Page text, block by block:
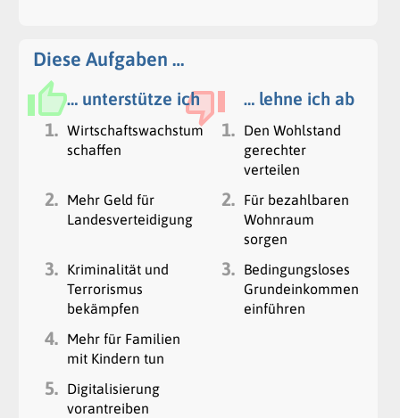
Diese Aufgaben …
… unterstütze ich
… lehne ich ab
1. Wirtschaftswachstum
schaffen
1.
Den Wohlstand
gerechter
verteilen
2.
Mehr Geld für
Landesverteidigung
2.
Für bezahlbaren
Wohnraum
sorgen
3.
Kriminalität und
Terrorismus
bekämpfen
3.
Bedingungsloses
Grundeinkommen
einführen
4.
Mehr für Familien
mit Kindern tun
5.
Digitalisierung
vorantreiben